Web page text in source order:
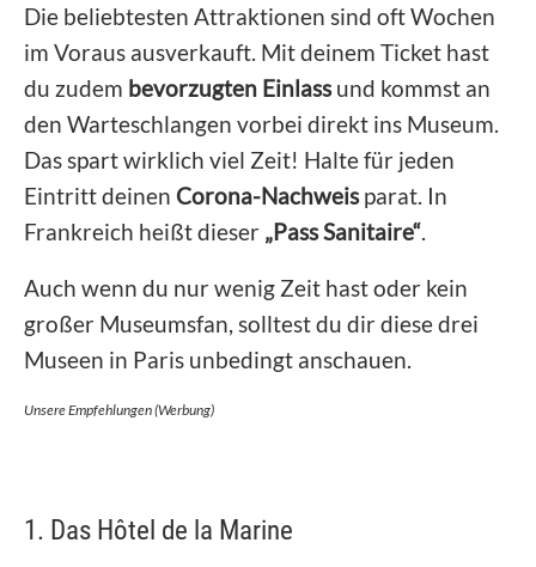
Die beliebtesten Attraktionen sind oft Wochen
im Voraus ausverkauft. Mit deinem Ticket hast
du zudem bevorzugten Einlassund kommst an
den Warteschlangen vorbei direkt ins Museum.
Das spart wirklich viel Zeit! Halte für jeden
Eintritt deinen Corona-Nachweisparat. In
Frankreich heißt dieser „Pass Sanitaire“.
Auch wenn du nur wenig Zeit hast oder kein
großer Museumsfan, solltest du dir diese drei
Museen in Paris unbedingt anschauen.
Unsere Empfehlungen (Werbung)
1. Das Hôtel de la Marine